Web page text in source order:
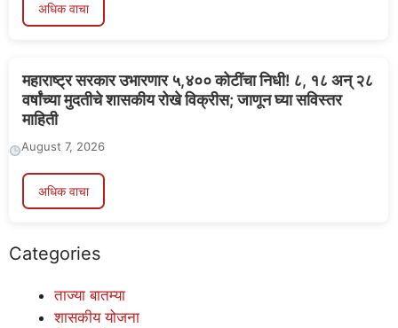
अधिक वाचा
महाराष्ट्र सरकार उभारणार ५,४०० कोटींचा निधी! ८, १८ अन् २८
वर्षांच्या मुदतीचे शासकीय रोखे विक्रीस; जाणून घ्या सविस्तर
माहिती
August 7, 2026
अधिक वाचा
Categories
ताज्या बातम्या
शासकीय योजना